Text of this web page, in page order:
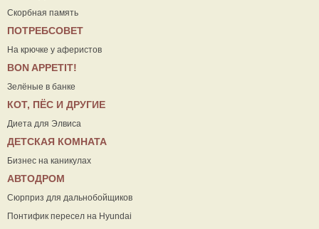
Скорбная память
ПОТРЕБСОВЕТ
На крючке у аферистов
ВON APPETIT!
Зелёные в банке
КОТ, ПЁС И ДРУГИЕ
Диета для Элвиса
ДЕТСКАЯ КОМНАТА
Бизнес на каникулах
АВТОДРОМ
Сюрприз для дальнобойщиков
Понтифик пересел на Hyundai